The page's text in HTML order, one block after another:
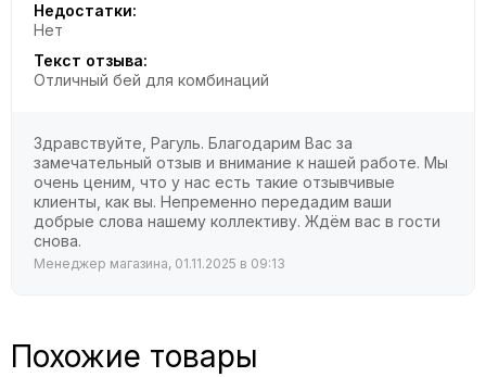
Недостатки:
Нет
Текст отзыва:
Отличный бей для комбинаций
Здравствуйте, Рагуль. Благодарим Вас за
замечательный отзыв и внимание к нашей работе. Мы
очень ценим, что у нас есть такие отзывчивые
клиенты, как вы. Непременно передадим ваши
добрые слова нашему коллективу. Ждём вас в гости
снова.
Менеджер магазина, 01.11.2025 в 09:13
Похожие товары